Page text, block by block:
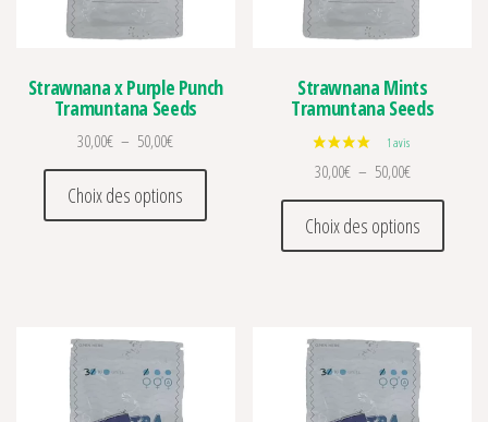
Strawnana x Purple Punch
Tramuntana Seeds
30,00€ – 50,00€Plage de prix : 30,00€ à 50,00€
Choix des options
Ce produit a plusieurs variations. Les
Strawnana Mints
Tramuntana Seeds
30,00€ – 50,00€Plage de prix
Choix des options
Ce